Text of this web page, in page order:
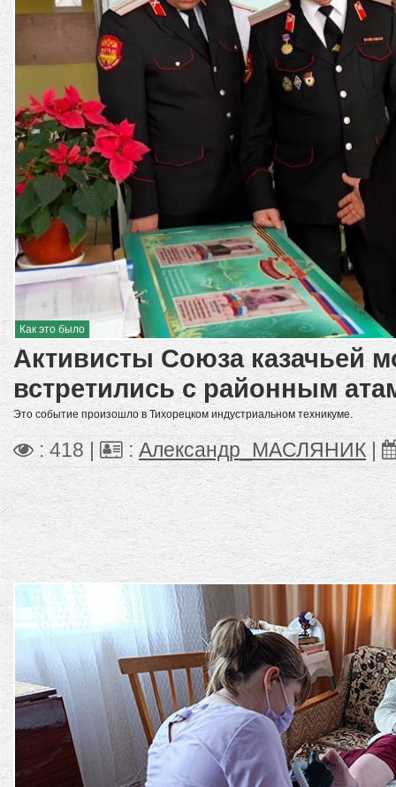
Как это было
Активисты Союза казачьей
встретились с районным
Это событие произошло в Тихорецком индустриальном техникуме.
: 418 | :Александр_МАСЛЯНИК|